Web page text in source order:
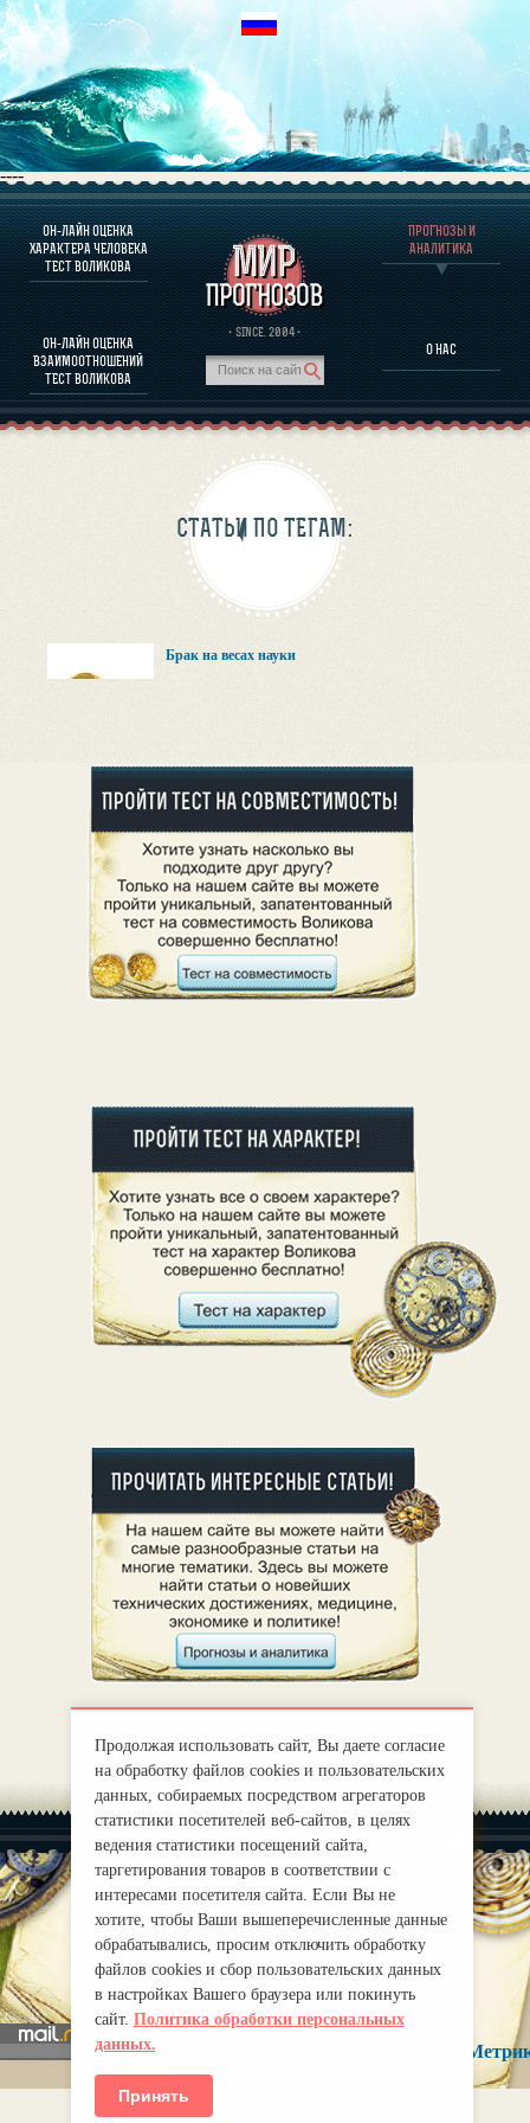
----
ОН-ЛАЙН ОЦЕНКА
ХАРАКТЕРА ЧЕЛОВЕКА
ТЕСТ ВОЛИКОВА
ОН-ЛАЙН ОЦЕНКА
ВЗАИМООТНОШЕНИЙ
ТЕСТ ВОЛИКОВА
· SINCE. 2004 ·
ПРОГНОЗЫ И
АНАЛИТИКА
О НАС
О ПРОГРАММЕ
ОЦЕНКА ХАРАКТЕРA ЧЕЛОВЕКА
ОЦЕНКА ХАРАКТЕРА ВЫДАЮЩИХСЯ ЛИЧНОСТЕЙ
О ПРОГРАММЕ
ПРОГНОЗЫ И АНАЛИТИКА
СТАТЬИ ПО ТЕГАМ:
Брак на весах науки
О нас
Правила
mirprognoz@mail.ru
Продолжая использовать сайт, Вы даете согласие
на обработку файлов cookies и пользовательских
данных, собираемых посредством агрегаторов
статистики посетителей веб-сайтов, в целях
ведения статистики посещений сайта,
таргетирования товаров в соответствии с
интересами посетителя сайта. Если Вы не
хотите, чтобы Ваши вышеперечисленные данные
обрабатывались, просим отключить обработку
файлов cookies и сбор пользовательских данных
в настройках Вашего браузера или покинуть
сайт. Политика обработки персональных
данных.
Принять